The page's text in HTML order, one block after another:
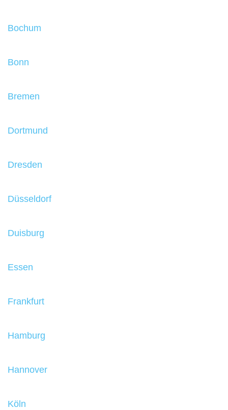
Bochum
Bonn
Bremen
Dortmund
Dresden
Düsseldorf
Duisburg
Essen
Frankfurt
Hamburg
Hannover
Köln